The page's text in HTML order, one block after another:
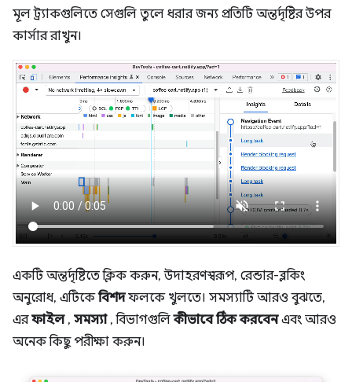
মূল ট্র্যাকগুলিতে সেগুলি তুলে ধরার জন্য প্রতিটি অন্তর্দৃষ্টির উপর
কার্সার রাখুন।
একটি অন্তর্দৃষ্টিতে ক্লিক করুন, উদাহরণস্বরূপ, রেন্ডার-ব্লকিং
অনুরোধ, এটিকেবিশদফলকে খুলতে। সমস্যাটি আরও বুঝতে,
এরফাইল, সমস্যা, বিভাগগুলিকীভাবে ঠিক করবেনএবং আরও
অনেক কিছু পরীক্ষা করুন।